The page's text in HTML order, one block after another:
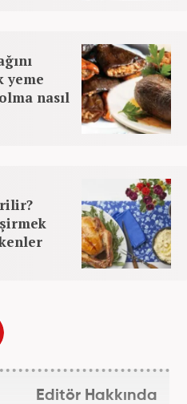
yeme
nasıl
Editör Hakkında